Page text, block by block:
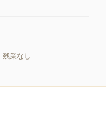
残業なし